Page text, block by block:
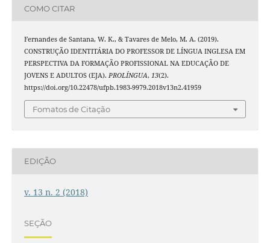
COMO CITAR
Fernandes de Santana, W. K., & Tavares de Melo, M. A. (2019).
CONSTRUÇÃO IDENTITÁRIA DO PROFESSOR DE LÍNGUA INGLESA EM
PERSPECTIVA DA FORMAÇÃO PROFISSIONAL NA EDUCAÇÃO DE
JOVENS E ADULTOS (EJA). PROLÍNGUA, 13(2).
https://doi.org/10.22478/ufpb.1983-9979.2018v13n2.41959
Fomatos de Citação
EDIÇÃO
v. 13 n. 2 (2018)
SEÇÃO